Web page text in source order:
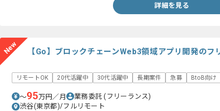
詳細を見る
New 【Go】ブロックチェーンWeb3領域アプリ開発のフ
リモートOK 20代活躍中 30代活躍中 長期案件 急募 BtoB向け
〜95万円／月 業務委託(フリーランス)
渋谷(東京都)/フルリモート